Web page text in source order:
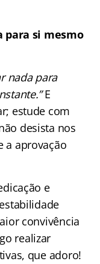
para si mesmo
nada para
E
estude com
desista nos
a aprovação
e
convivência
realizar
que adoro!